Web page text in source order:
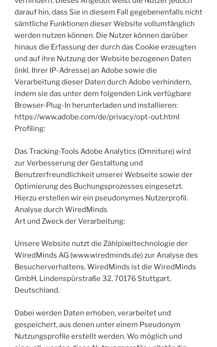
darauf hin, dass Sie in diesem Fall gegebenenfalls nicht
sämtliche Funktionen dieser Website vollumfänglich
werden nutzen können. Die Nutzer können darüber
hinaus die Erfassung der durch das Cookie erzeugten
und auf ihre Nutzung der Website bezogenen Daten
(inkl. Ihrer IP-Adresse) an Adobe sowie die
Verarbeitung dieser Daten durch Adobe verhindern,
indem sie das unter dem folgenden Link verfügbare
Browser-Plug-In herunterladen und installieren:
https://www.adobe.com/de/privacy/opt-out.html
Profiling:
Das Tracking-Tools Adobe Analytics (Omniture) wird
zur Verbesserung der Gestaltung und
Benutzerfreundlichkeit unserer Webseite sowie der
Optimierung des Buchungsprozesses eingesetzt.
Hierzu erstellen wir ein pseudonymes Nutzerprofil.
Analyse durch WiredMinds
Art und Zweck der Verarbeitung:
Unsere Website nutzt die Zählpixeltechnologie der
WiredMinds AG (www.wiredminds.de) zur Analyse des
Besucherverhaltens. WiredMinds ist die WiredMinds
GmbH, Lindenspürstraße 32, 70176 Stuttgart,
Deutschland.
Dabei werden Daten erhoben, verarbeitet und
gespeichert, aus denen unter einem Pseudonym
Nutzungsprofile erstellt werden. Wo möglich und